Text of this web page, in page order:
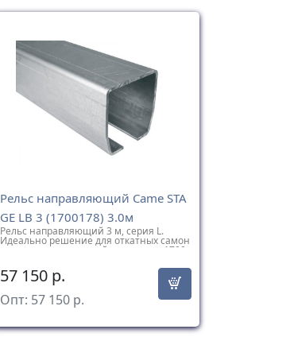
Рельс направляющий Came STA
GE LB 3 (1700178) 3.0м
Рельс направляющий 3 м, серия L.
Идеально решение для откатных самон
есущих ворот с массой створки до 1700
57 150р.
Опт: 57 150р.